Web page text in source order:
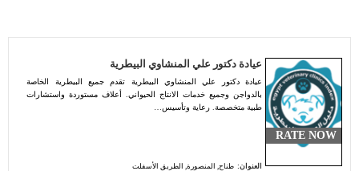
RATE NOW
عيادة دكتور علي المنشاوي البيطرية
عيادة دكتور علي المنشاوي البيطرية تقدم جميع البيطرية الخاصة
بالدواجن وجميع خدمات الانتاج الحيواني. أعلاف مستوردة واستشارات
طبية متخصصة. رعاية وتأسيس…
العنوان: طناح, المنصورة, الطريق الأسفلت